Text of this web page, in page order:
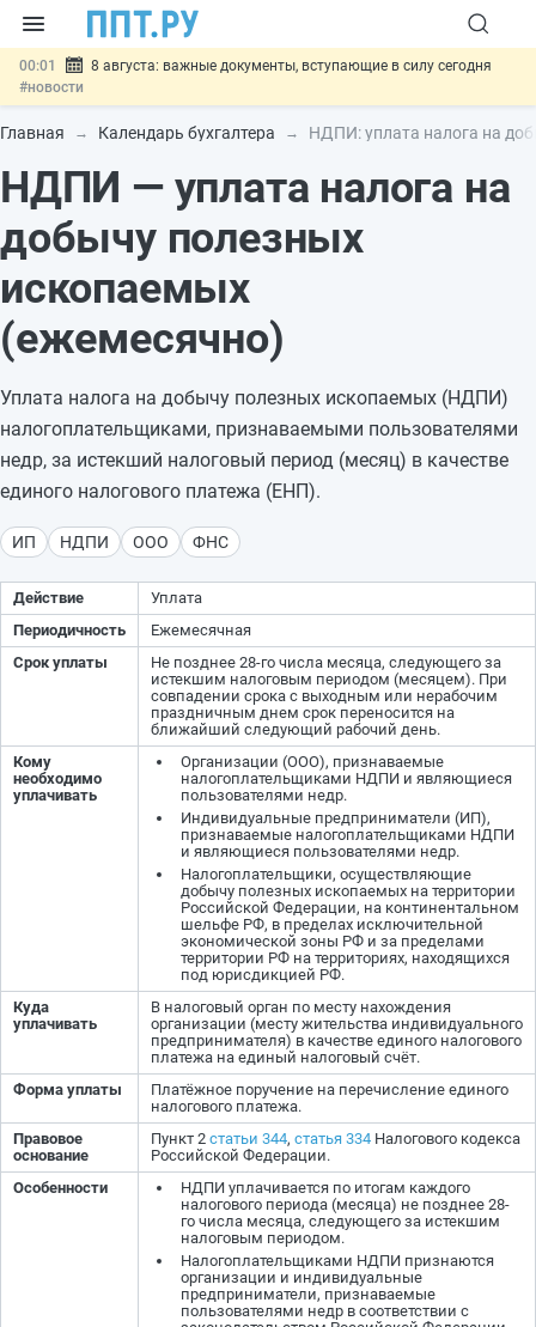
00:01
8 августа: важные документы, вступающие в силу сегодня
#новости
07.08 Подписан закон о блокировке продажи опасных товаров через
«Честный знак»#новости
07.08
Госпошлину за устранение ошибок в документах предлагают
отменить
07.08
Важно
Разработают единые критерии трудовых и ГПХ-
отношений
#новости
Главная Календарь бухгалтера НДПИ: уплата налога на
НДПИ — уплата налога на
добычу полезных
ископаемых
(ежемесячно)
Уплата налога на добычу полезных ископаемых (НДПИ)
налогоплательщиками, признаваемыми пользователями
недр, за истекший налоговый период (месяц) в качестве
единого налогового платежа (ЕНП).
ИП НДПИ ООО ФНС
Действие
Уплата
Периодичность
Ежемесячная
Срок уплаты
Не позднее 28-го числа месяца, следующего за
истекшим налоговым периодом (месяцем). При
совпадении срока с выходным или нерабочим
праздничным днем срок переносится на
ближайший следующий рабочий день.
Кому
необходимо
уплачивать
Организации (ООО), признаваемые
налогоплательщиками НДПИ и являющиеся
пользователями недр.
Индивидуальные предприниматели (ИП),
признаваемые налогоплательщиками НДПИ
и являющиеся пользователями недр.
Налогоплательщики, осуществляющие
добычу полезных ископаемых на территории
Российской Федерации, на континентальном
шельфе РФ, в пределах исключительной
экономической зоны РФ и за пределами
территории РФ на территориях, находящихся
под юрисдикцией РФ.
Куда
уплачивать
В налоговый орган по месту нахождения
организации (месту жительства индивидуального
предпринимателя) в качестве единого налогового
платежа на единый налоговый счёт.
Форма уплаты
Платёжное поручение на перечисление единого
налогового платежа.
Правовое
основание
Пункт 2 статьи 344, статья 334 Налогового кодекса
Российской Федерации.
Особенности
НДПИ уплачивается по итогам каждого
налогового периода (месяца) не позднее 28-
го числа месяца, следующего за истекшим
налоговым периодом.
Налогоплательщиками НДПИ признаются
организации и индивидуальные
предприниматели, признаваемые
пользователями недр в соответствии с